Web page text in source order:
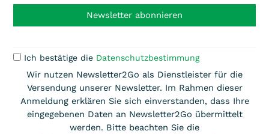
Newsletter abonnieren
Ich bestätige die Datenschutzbestimmung
Wir nutzen Newsletter2Go als Dienstleister für die
Versendung unserer Newsletter. Im Rahmen dieser
Anmeldung erklären Sie sich einverstanden, dass Ihre
eingegebenen Daten an Newsletter2Go übermittelt
werden. Bitte beachten Sie die